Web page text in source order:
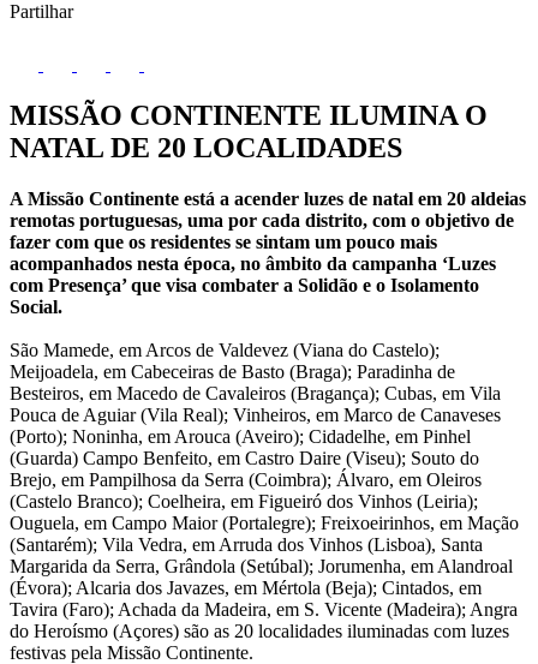
Partilhar
MISSÃO CONTINENTE ILUMINA O
NATAL DE 20 LOCALIDADES
A Missão Continente está a acender luzes de natal em 20 aldeias
remotas portuguesas, uma por cada distrito, com o objetivo de
fazer com que os residentes se sintam um pouco mais
acompanhados nesta época, no âmbito da campanha ‘Luzes
com Presença’ que visa combater a Solidão e o Isolamento
Social.
São Mamede, em Arcos de Valdevez (Viana do Castelo);
Meijoadela, em Cabeceiras de Basto (Braga); Paradinha de
Besteiros, em Macedo de Cavaleiros (Bragança); Cubas, em Vila
Pouca de Aguiar (Vila Real); Vinheiros, em Marco de Canaveses
(Porto); Noninha, em Arouca (Aveiro); Cidadelhe, em Pinhel
(Guarda) Campo Benfeito, em Castro Daire (Viseu); Souto do
Brejo, em Pampilhosa da Serra (Coimbra); Álvaro, em Oleiros
(Castelo Branco); Coelheira, em Figueiró dos Vinhos (Leiria);
Ouguela, em Campo Maior (Portalegre); Freixoeirinhos, em Mação
(Santarém); Vila Vedra, em Arruda dos Vinhos (Lisboa), Santa
Margarida da Serra, Grândola (Setúbal); Jorumenha, em Alandroal
(Évora); Alcaria dos Javazes, em Mértola (Beja); Cintados, em
Tavira (Faro); Achada da Madeira, em S. Vicente (Madeira); Angra
do Heroísmo (Açores) são as 20 localidades iluminadas com luzes
festivas pela Missão Continente.